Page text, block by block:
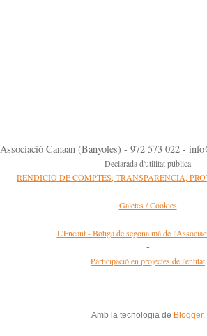
Associació Canaan (Banyoles) - 972 573 022 -
Declarada d'utilitat pública
RENDICIÓ DE COMPTES, TRANSPARÈNCIA,
-
Galetes / Cookies
-
L'Encant - Botiga de segona mà de
-
Participació en projectes de l'entitat
Amb la tecnologia de Blogger.